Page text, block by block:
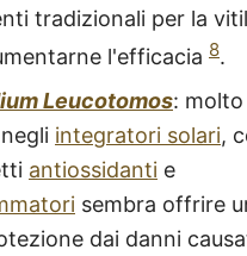
tradizionali per la
l'efficacia 8.
Leucotomos: molto
integratori solari,
antiossidanti e
sembra offrire
dai danni